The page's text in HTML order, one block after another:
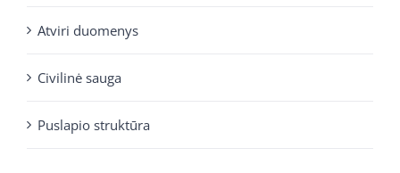
Atviri duomenys
Civilinė sauga
Puslapio struktūra